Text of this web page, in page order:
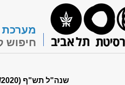
חיפוש
שנה"ל תש"ף (2019/2020)